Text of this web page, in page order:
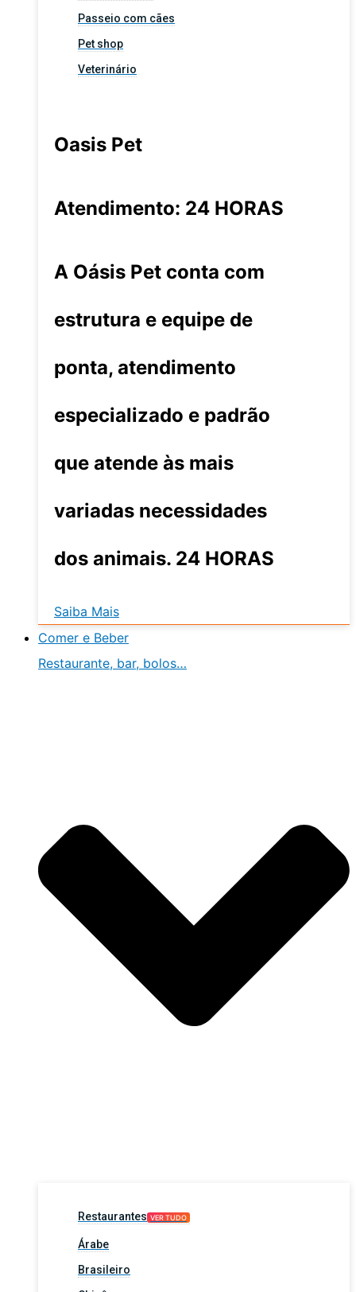
Passeio com cães
Pet shop
Veterinário
Oasis Pet
Atendimento: 24 HORAS
A Oásis Pet conta com
estrutura e equipe de
ponta, atendimento
especializado e padrão
que atende às mais
variadas necessidades
dos animais. 24 HORAS
Saiba Mais
Comer e Beber
Restaurante, bar, bolos…
Restaurantes VER TUDO
Árabe
Brasileiro